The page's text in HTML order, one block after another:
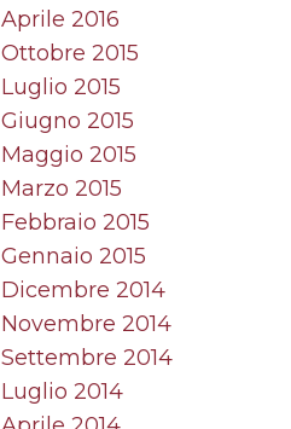
Aprile 2016
Ottobre 2015
Luglio 2015
Giugno 2015
Maggio 2015
Marzo 2015
Febbraio 2015
Gennaio 2015
Dicembre 2014
Novembre 2014
Settembre 2014
Luglio 2014